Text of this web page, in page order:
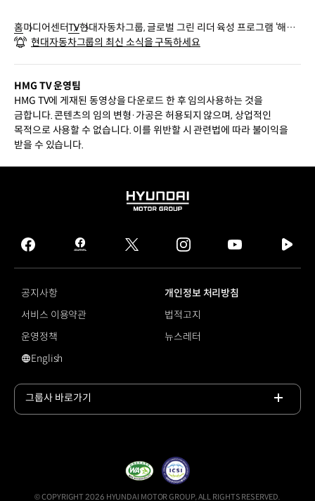
홈미디어센터TV현대자동차그룹, 글로벌 그린 리더 육성 프로그램 ‘해피
무브 the Green’ 론칭
현대자동차그룹의 최신 소식을 구독하세요
HMG TV 운영팀
HMG TV에 게재된 동영상을 다운로드 한 후 임의사용하는 것을
금합니다. 콘텐츠의 임의 변형·가공은 허용되지 않으며, 상업적인
목적으로 사용할 수 없습니다. 이를 위반할 시 관련법에 따라 불이익을
받을 수 있습니다.
HYUNDAI
GROUP
facebook
hmg
journal
twitter instagram
tv
공지사항
개인정보 처리방침
서비스 이용약관
법적고지
운영정책
뉴스레터
영문 사이트로 이동
English
그룹사 바로가기
© COPYRIGHT 2026 HYUNDAI MOTOR GROUP, ALL RIGHTS RESERVED.